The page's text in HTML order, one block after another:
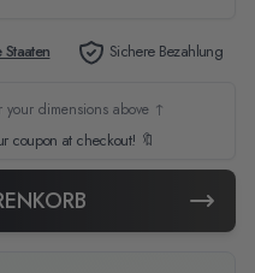
Sichere Bezahlung
your dimensions above ↑
coupon at checkout! 🔖